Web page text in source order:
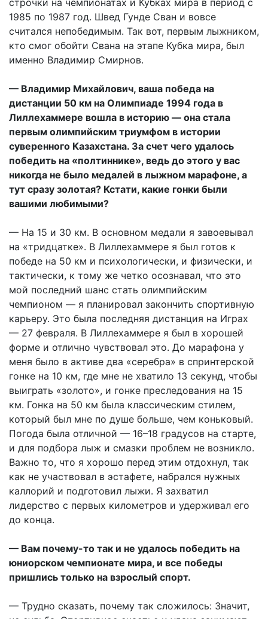
строчки на чемпионатах и Кубках мира в период с
1985 по 1987 год. Швед Гунде Сван и вовсе
считался непобедимым. Так вот, первым лыжником,
кто смог обойти Свана на этапе Кубка мира, был
именно Владимир Смирнов.
— Владимир Михайлович, ваша победа на
дистанции 50 км на Олимпиаде 1994 года в
Лиллехаммере вошла в историю — она стала
первым олимпийским триумфом в истории
суверенного Казахстана. За счет чего удалось
победить на «полтиннике», ведь до этого у вас
никогда не было медалей в лыжном марафоне, а
тут сразу золотая? Кстати, какие гонки были
вашими любимыми?
— На 15 и 30 км. В основном медали я завоевывал
на «тридцатке». В Лиллехаммере я был готов к
победе на 50 км и психологически, и физически, и
тактически, к тому же четко осознавал, что это
мой последний шанс стать олимпийским
чемпионом — я планировал закончить спортивную
карьеру. Это была последняя дистанция на Играх
— 27 февраля. В Лиллехаммере я был в хорошей
форме и отлично чувствовал это. До марафона у
меня было в активе два «серебра» в спринтерской
гонке на 10 км, где мне не хватило 13 секунд, чтобы
выиграть «золото», и гонке преследования на 15
км. Гонка на 50 км была классическим стилем,
который был мне по душе больше, чем коньковый.
Погода была отличной — 16–18 градусов на старте,
и для подбора лыж и смазки проблем не возникло.
Важно то, что я хорошо перед этим отдохнул, так
как не участвовал в эстафете, набрался нужных
каллорий и подготовил лыжи. Я захватил
лидерство с первых километров и удерживал его
до конца.
— Вам почему-то так и не удалось победить на
юниорском чемпионате мира, и все победы
пришлись только на взрослый спорт.
— Трудно сказать, почему так сложилось: Значит,